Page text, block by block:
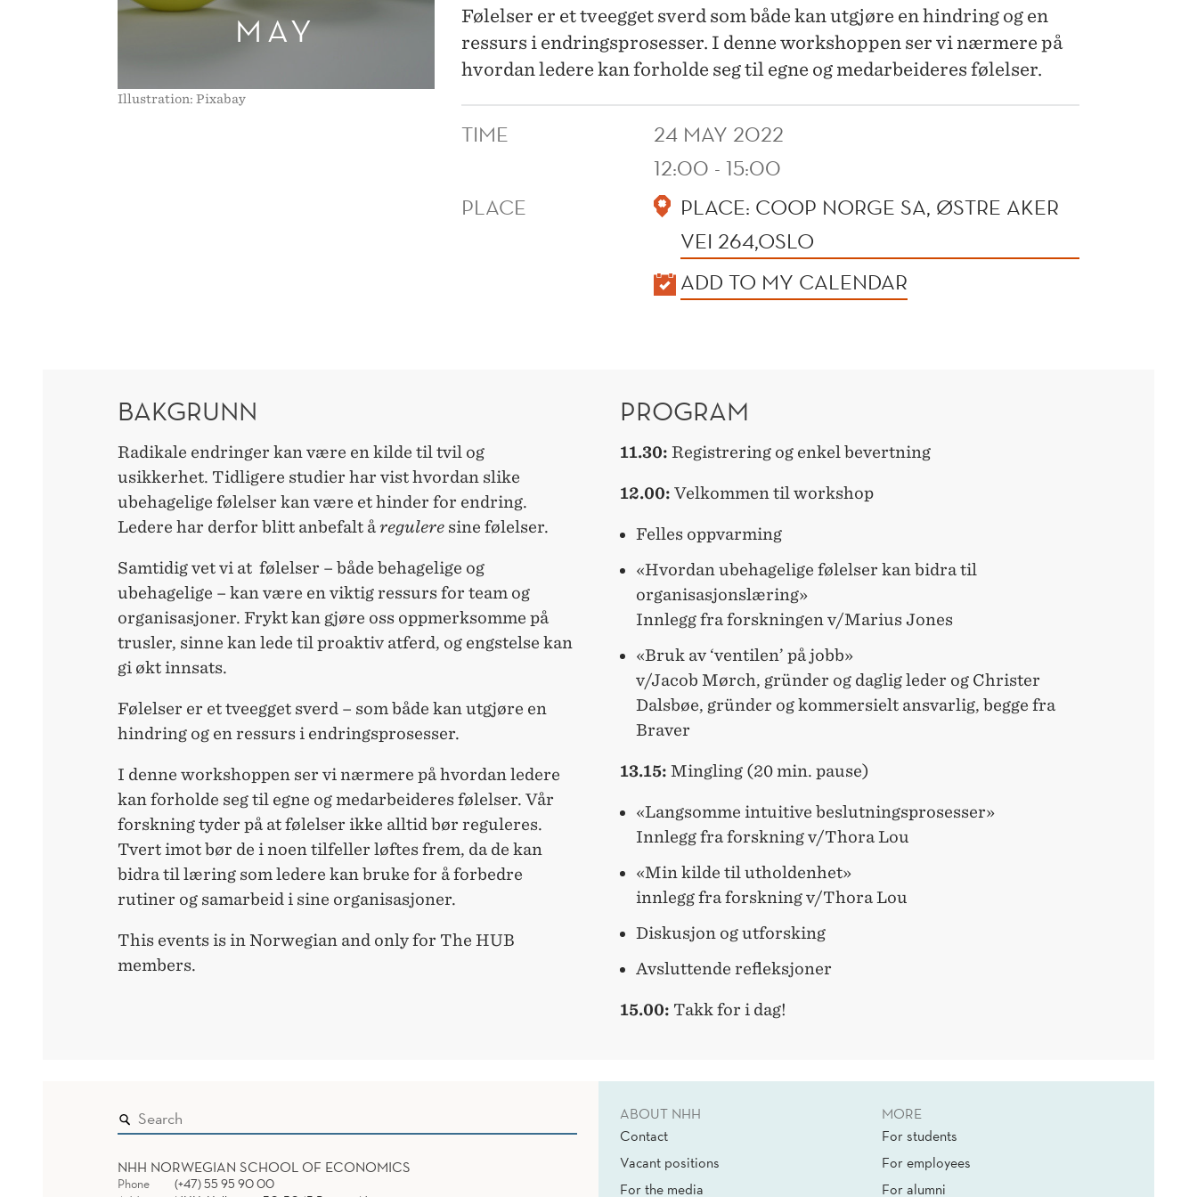
MAY
Illustration: Pixabay
Følelser er et tveegget sverd som både kan utgjøre en hindring og en
ressurs i endringsprosesser. I denne workshoppen ser vi nærmere på
hvordan ledere kan forholde seg til egne og medarbeideres følelser.
TIME
24 MAY 2022
12:00 - 15:00
PLACE
PLACE: COOP NORGE SA, ØSTRE AKER
VEI 264,OSLO
ADD TO MY CALENDAR
BAKGRUNN
Radikale endringer kan være en kilde til tvil og
usikkerhet. Tidligere studier har vist hvordan slike
ubehagelige følelser kan være et hinder for endring.
Ledere har derfor blitt anbefalt åregulere sine følelser.
Samtidig vet vi at følelser – både behagelige og
ubehagelige – kan være en viktig ressurs for team og
organisasjoner. Frykt kan gjøre oss oppmerksomme på
trusler, sinne kan lede til proaktiv atferd, og engstelse kan
gi økt innsats.
Følelser er et tveegget sverd – som både kan utgjøre en
hindring og en ressurs i endringsprosesser.
I denne workshoppen ser vi nærmere på hvordan ledere
kan forholde seg til egne og medarbeideres følelser. Vår
forskning tyder på at følelser ikke alltid bør reguleres.
Tvert imot bør de i noen tilfeller løftes frem, da de kan
bidra til læring som ledere kan bruke for å forbedre
rutiner og samarbeid i sine organisasjoner.
This events is in Norwegian and only for The HUB
members.
PROGRAM
11.30: Registrering og enkel bevertning
12.00: Velkommen til workshop
Felles oppvarming
«Hvordan ubehagelige følelser kan bidra til
organisasjonslæring»
Innlegg fra forskningen v/Marius Jones
«Bruk av ‘ventilen’ på jobb»
v/Jacob Mørch, gründer og daglig leder og Christer
Dalsbøe, gründer og kommersielt ansvarlig, begge fra
Braver
13.15: Mingling (20 min. pause)
«Langsomme intuitive beslutningsprosesser»
Innlegg fra forskning v/Thora Lou
«Min kilde til utholdenhet»
innlegg fra forskning v/Thora Lou
Diskusjon og utforsking
Avsluttende refleksjoner
15.00: Takk for i dag!
NHH NORWEGIAN SCHOOL OF ECONOMICS
Phone
(+47) 55 95 90 00
ABOUT NHH
Contact
Vacant positions
For the media
MORE
For students
For employees
For alumni